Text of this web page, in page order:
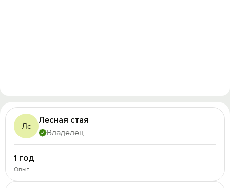
Лс
Лесная стая
Владелец
1 год
Опыт